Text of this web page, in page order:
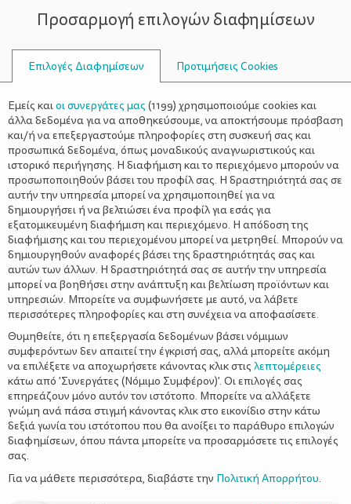
ΣΥΜΒΟΥΛΟΙ
ΥΓΡΆ
Λοιμώξεις, οι πιο συχνές αρρώστιες
Προσαρμογή επιλογών διαφημίσεων
Επιλογές Διαφημίσεων Προτιμήσεις Cookies
Εμείς καιοι συνεργάτες μας (1199) χρησιμοποιούμε cookies και
άλλα δεδομένα για να αποθηκεύσουμε, να αποκτήσουμε πρόσβαση
και/ή να επεξεργαστούμε πληροφορίες στη συσκευή σας και
προσωπικά δεδομένα, όπως μοναδικούς αναγνωριστικούς και
ιστορικό περιήγησης. Η διαφήμιση και το περιεχόμενο μπορούν να
προσωποποιηθούν βάσει του προφίλ σας. Η δραστηριότητά σας σε
αυτήν την υπηρεσία μπορεί να χρησιμοποιηθεί για να
δημιουργήσει ή να βελτιώσει ένα προφίλ για εσάς για
εξατομικευμένη διαφήμιση και περιεχόμενο. Η απόδοση της
διαφήμισης και του περιεχομένου μπορεί να μετρηθεί. Μπορούν να
δημιουργηθούν αναφορές βάσει της δραστηριότητάς σας και
αυτών των άλλων. Η δραστηριότητά σας σε αυτήν την υπηρεσία
μπορεί να βοηθήσει στην ανάπτυξη και βελτίωση προϊόντων και
υπηρεσιών. Μπορείτε να συμφωνήσετε με αυτό, να λάβετε
περισσότερες πληροφορίες και στη συνέχεια να αποφασίσετε.
Θυμηθείτε, ότι η επεξεργασία δεδομένων βάσει νόμιμων
συμφερόντων δεν απαιτεί την έγκρισή σας, αλλά μπορείτε ακόμη
να επιλέξετε να αποχωρήσετε κάνοντας κλικ στις λεπτομέρειες
κάτω από 'Συνεργάτες (Νόμιμο Συμφέρον)'. Οι επιλογές σας
επηρεάζουν μόνο αυτόν τον ιστότοπο. Μπορείτε να αλλάξετε
γνώμη ανά πάσα στιγμή κάνοντας κλικ στο εικονίδιο στην κάτω
δεξιά γωνία του ιστότοπου που θα ανοίξει το παράθυρο επιλογών
διαφημίσεων, όπου πάντα μπορείτε να προσαρμόσετε τις επιλογές
σας.
Για να μάθετε περισσότερα, διαβάστε την Πολιτική Απορρήτου.